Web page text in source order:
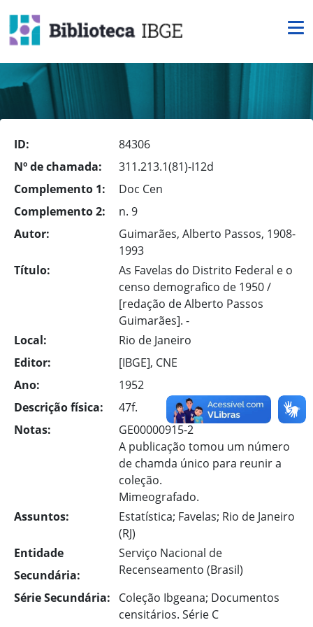
ID:
84306
Nº de chamada:
311.213.1(81)-I12d
Complemento 1:
Doc Cen
Complemento 2:
n. 9
Autor:
Guimarães, Alberto Passos, 1908-
1993
Título:
As Favelas do Distrito Federal e o
censo demografico de 1950 /
[redação de Alberto Passos
Guimarães]. -
Local:
Rio de Janeiro
Editor:
[IBGE], CNE
Ano:
1952
Descrição física:
47f.
Notas:
GE00000915-2
A publicação tomou um número
de chamda único para reunir a
coleção.
Mimeografado.
Assuntos:
Estatística; Favelas; Rio de Janeiro
(RJ)
Entidade
Secundária:
Serviço Nacional de
Recenseamento (Brasil)
Série Secundária:
Coleção Ibgeana; Documentos
censitários. Série C